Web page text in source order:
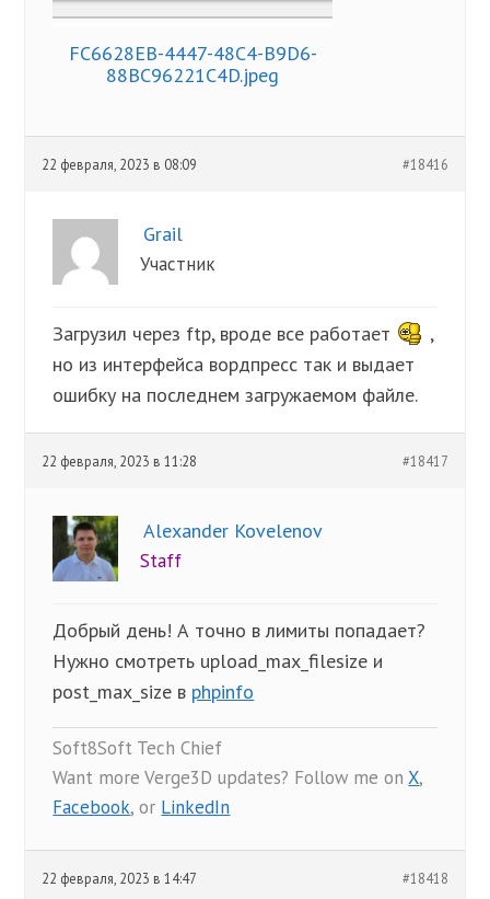
FC6628EB-4447-48C4-B9D6-
88BC96221C4D.jpeg
22 февраля, 2023 в 08:09 #18416
Grail
Участник
Загрузил через ftp, вроде все работает
,
но из интерфейса вордпресс так и выдает
ошибку на последнем загружаемом файле.
22 февраля, 2023 в 11:28 #18417
Alexander Kovelenov
Staff
Добрый день! А точно в лимиты попадает?
Нужно смотреть upload_max_filesize и
post_max_size в phpinfo
Soft8Soft Tech Chief
Want more Verge3D updates? Follow me onX,
Facebook, or LinkedIn
22 февраля, 2023 в 14:47 #18418